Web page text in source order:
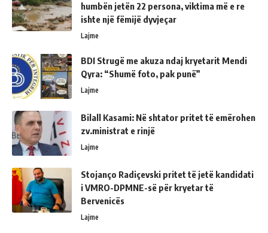
humbën jetën 22 persona, viktima më e re
ishte një fëmijë dyvjeçar
Lajme
BDI Strugë me akuza ndaj kryetarit Mendi
Qyra: “Shumë foto, pak punë”
Lajme
Bilall Kasami: Në shtator pritet të emërohen
zv.ministrat e rinjë
Lajme
Stojanço Radiçevski pritet të jetë kandidati
i VMRO-DPMNE-së për kryetar të
Bervenicës
Lajme